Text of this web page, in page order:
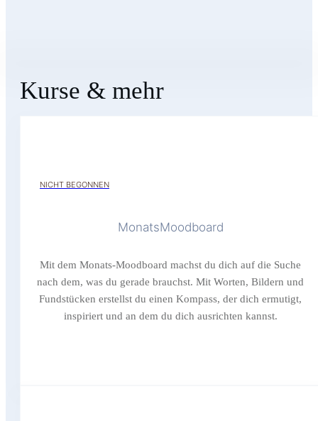
Kurse & mehr
NICHT BEGONNEN
MonatsMoodboard
Mit dem Monats-Moodboard machst du dich auf die Suche
nach dem, was du gerade brauchst. Mit Worten, Bildern und
Fundstücken erstellst du einen Kompass, der dich ermutigt,
inspiriert und an dem du dich ausrichten kannst.